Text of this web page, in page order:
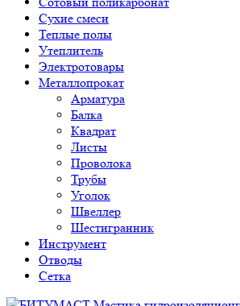
Сухие смеси
Теплые полы
Утеплитель
Электротовары
Металлопрокат
Арматура
Балка
Квадрат
Листы
Проволока
Трубы
Уголок
Швеллер
Шестигранник
Инструмент
Отводы
Сетка